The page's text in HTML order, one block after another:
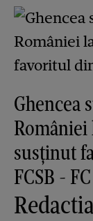
Ghencea
României
susținut
FCSB -